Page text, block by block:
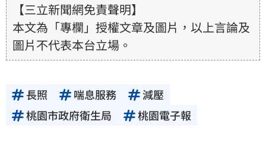
【三立新聞網免責聲明】
本文為「專欄」授權文章及圖片，以上言論及
圖片不代表本台立場。
長照 喘息服務
減壓
桃園市政府衛生局
桃園電子報